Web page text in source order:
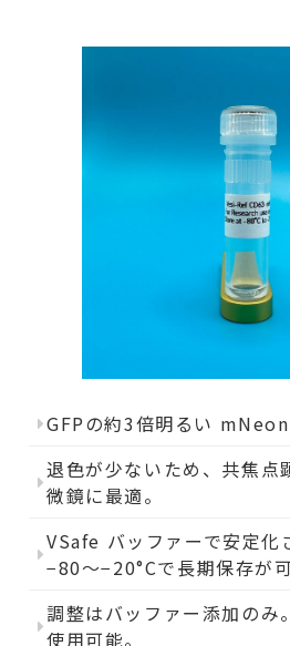
GFPの約3倍明るい
退色が少ないため、共焦点
微鏡に最適。
VSafe バッファーで安定化
−80〜−20°Cで長期保存が可
調整はバッファー添加のみ
使用可能。